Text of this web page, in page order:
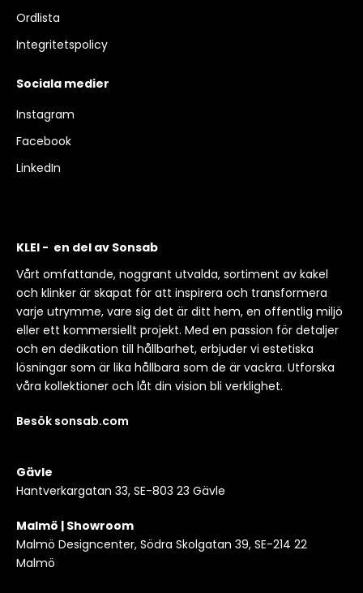
Ordlista
Integritetspolicy
Sociala medier
Instagram
Facebook
LinkedIn
KLEI - en del av Sonsab
Vårt omfattande, noggrant utvalda, sortiment av kakel
och klinker är skapat för att inspirera och transformera
varje utrymme, vare sig det är ditt hem, en offentlig miljö
eller ett kommersiellt projekt. Med en passion för detaljer
och en dedikation till hållbarhet, erbjuder vi estetiska
lösningar som är lika hållbara som de är vackra. Utforska
våra kollektioner och låt din vision bli verklighet.
Besök sonsab.com
Gävle
Hantverkargatan 33, SE-803 23 Gävle
Malmö | Showroom
Malmö Designcenter, Södra Skolgatan 39, SE-214 22
Malmö